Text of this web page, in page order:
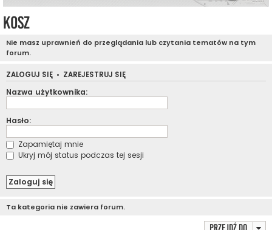
Kosz
Nie masz uprawnień do przeglądania lub czytania tematów na tym
forum.
ZALOGUJ SIĘ • ZAREJESTRUJ SIĘ
Nazwa użytkownika:
Hasło:
Zapamiętaj mnie
Ukryj mój status podczas tej sesji
Ta kategoria nie zawiera forum.